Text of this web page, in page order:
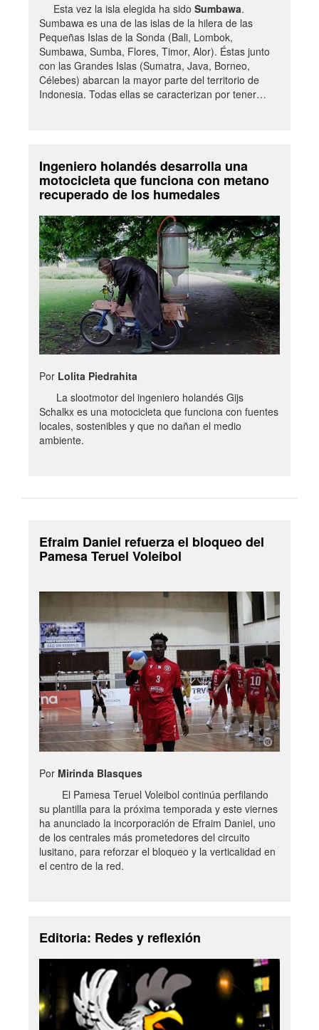
Esta vez la isla elegida ha sido Sumbawa.
Sumbawa es una de las islas de la hilera de las
Pequeñas Islas de la Sonda (Bali, Lombok,
Sumbawa, Sumba, Flores, Timor, Alor). Éstas junto
con las Grandes Islas (Sumatra, Java, Borneo,
Célebes) abarcan la mayor parte del territorio de
Indonesia. Todas ellas se caracterizan por tener…
Ingeniero holandés desarrolla una
motocicleta que funciona con metano
recuperado de los humedales
Por Lolita Piedrahita
La slootmotor del ingeniero holandés Gijs
Schalkx es una motocicleta que funciona con fuentes
locales, sostenibles y que no dañan el medio
ambiente.
Efraim Daniel refuerza el bloqueo del
Pamesa Teruel Voleibol
Por Mirinda Blasques
El Pamesa Teruel Voleibol continúa perfilando
su plantilla para la próxima temporada y este viernes
ha anunciado la incorporación de Efraim Daniel, uno
de los centrales más prometedores del circuito
lusitano, para reforzar el bloqueo y la verticalidad en
el centro de la red.
Editoria: Redes y reflexión